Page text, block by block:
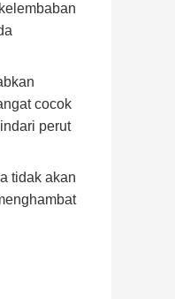
cocok
perut
tidak akan